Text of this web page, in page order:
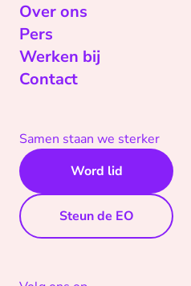
Over ons
Pers
Werken bij
Contact
Samen staan we sterker
Word lid
Steun de EO